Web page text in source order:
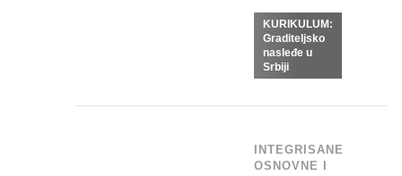
KURIKULUM:
Graditeljsko
nasleđe u
Srbiji
INTEGRISANE
OSNOVNE I